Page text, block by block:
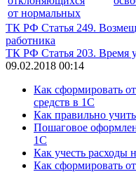
от нормальных
ТК РФ Статья 249.
работника
ТК РФ Статья 203. Время
09.02.2018 00:14
Как сформировать
средств в 1С
Как правильно
Пошаговое
1С
Как учесть расходы
Как сформировать